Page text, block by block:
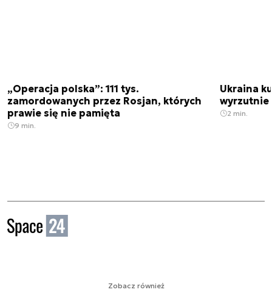
„Operacja polska”: 111 tys.
zamordowanych przez Rosjan, których
prawie się nie pamięta
9 min.
Ukraina
wyrzutnie
2 min.
Zobacz również